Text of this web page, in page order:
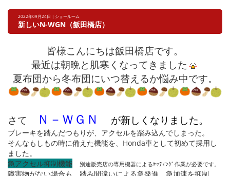
2022年09月24日 | ショールーム
新しいN-WGN（飯田橋店）
皆様こんにちは飯田橋店です。
最近は朝晩と肌寒くなってきました
夏布団から冬布団にいつ替えるか悩み中です。
さて Ｎ－ＷＧＮ が新しくなりました。
ブレーキを踏んだつもりが、アクセルを踏み込んでしまった。
そんなもしもの時に備えた機能を、Honda車として初めて採用し
ました。
急アクセル抑制機能
別途販売店の専用機器によるｾｯﾃｨﾝｸﾞ作業が必要です。
障害物がない場合も、踏み間違いによる急発進、急加速を抑制